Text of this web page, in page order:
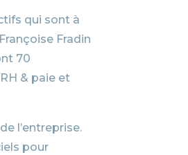
qui sont à
Fradin
70
& paie et
l’entreprise.
pour